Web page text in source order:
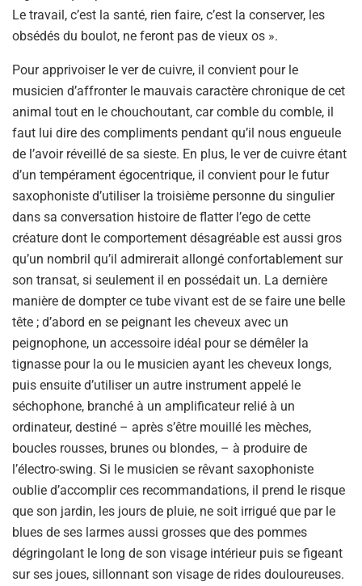
Le travail, c’est la santé, rien faire, c’est la conserver, les
obsédés du boulot, ne feront pas de vieux os ».
Pour apprivoiser le ver de cuivre, il convient pour le
musicien d’affronter le mauvais caractère chronique de cet
animal tout en le chouchoutant, car comble du comble, il
faut lui dire des compliments pendant qu’il nous engueule
de l’avoir réveillé de sa sieste. En plus, le ver de cuivre étant
d’un tempérament égocentrique, il convient pour le futur
saxophoniste d’utiliser la troisième personne du singulier
dans sa conversation histoire de flatter l’ego de cette
créature dont le comportement désagréable est aussi gros
qu’un nombril qu’il admirerait allongé confortablement sur
son transat, si seulement il en possédait un. La dernière
manière de dompter ce tube vivant est de se faire une belle
tête ; d’abord en se peignant les cheveux avec un
peignophone, un accessoire idéal pour se démêler la
tignasse pour la ou le musicien ayant les cheveux longs,
puis ensuite d’utiliser un autre instrument appelé le
séchophone, branché à un amplificateur relié à un
ordinateur, destiné – après s’être mouillé les mèches,
boucles rousses, brunes ou blondes, – à produire de
l’électro-swing. Si le musicien se rêvant saxophoniste
oublie d’accomplir ces recommandations, il prend le risque
que son jardin, les jours de pluie, ne soit irrigué que par le
blues de ses larmes aussi grosses que des pommes
dégringolant le long de son visage intérieur puis se figeant
sur ses joues, sillonnant son visage de rides douloureuses.